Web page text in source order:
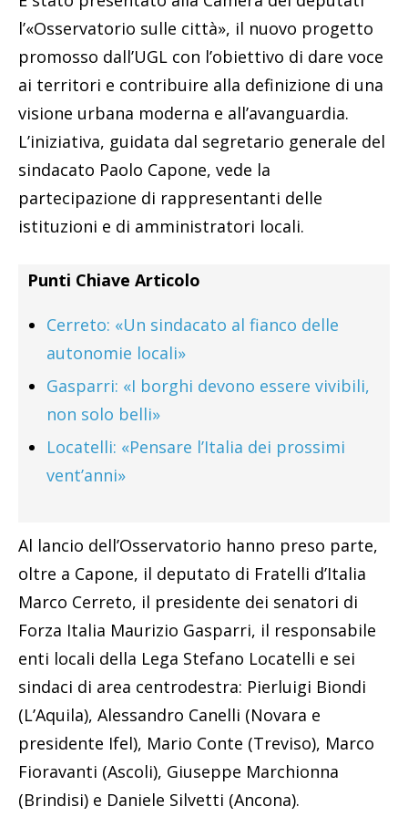
l’«Osservatorio sulle città», il nuovo progetto
promosso dall’UGL con l’obiettivo di dare voce
ai territori e contribuire alla definizione di una
visione urbana moderna e all’avanguardia.
L’iniziativa, guidata dal segretario generale del
sindacato Paolo Capone, vede la
partecipazione di rappresentanti delle
istituzioni e di amministratori locali.
Punti Chiave Articolo
Cerreto: «Un sindacato al fianco delle
autonomie locali»
Gasparri: «I borghi devono essere vivibili,
non solo belli»
Locatelli: «Pensare l’Italia dei prossimi
vent’anni»
Al lancio dell’Osservatorio hanno preso parte,
oltre a Capone, il deputato di Fratelli d’Italia
Marco Cerreto, il presidente dei senatori di
Forza Italia Maurizio Gasparri, il responsabile
enti locali della Lega Stefano Locatelli e sei
sindaci di area centrodestra: Pierluigi Biondi
(L’Aquila), Alessandro Canelli (Novara e
presidente Ifel), Mario Conte (Treviso), Marco
Fioravanti (Ascoli), Giuseppe Marchionna
(Brindisi) e Daniele Silvetti (Ancona).